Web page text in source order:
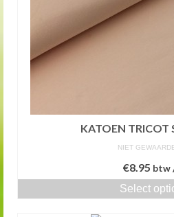
KATOEN TRICOT
NIET
€8.95 btw
Select